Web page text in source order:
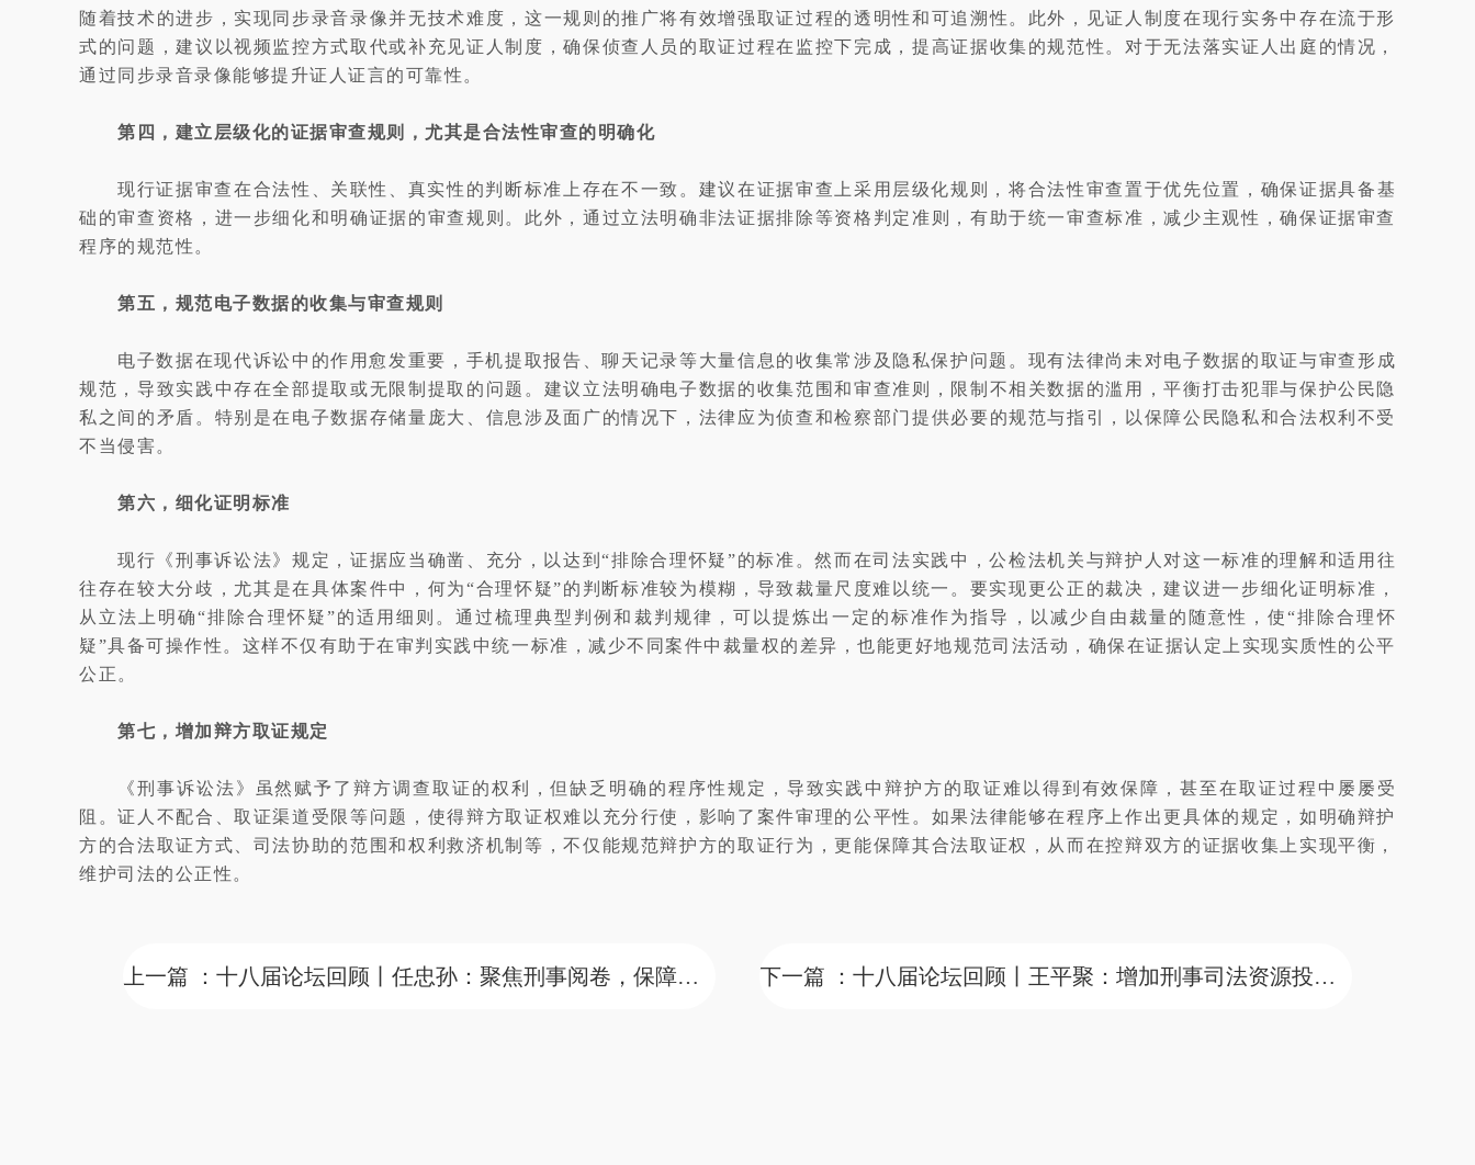
随着技术的进步，实现同步录音录像并无技术难度，这一规则的推广将有效增强取证过程的透明性和可追溯性。此外，见证人制度在现行实务中存在流于形
式的问题，建议以视频监控方式取代或补充见证人制度，确保侦查人员的取证过程在监控下完成，提高证据收集的规范性。对于无法落实证人出庭的情况，
通过同步录音录像能够提升证人证言的可靠性。
第四，建立层级化的证据审查规则，尤其是合法性审查的明确化
现行证据审查在合法性、关联性、真实性的判断标准上存在不一致。建议在证据审查上采用层级化规则，将合法性审查置于优先位置，确保证据具备基
础的审查资格，进一步细化和明确证据的审查规则。此外，通过立法明确非法证据排除等资格判定准则，有助于统一审查标准，减少主观性，确保证据审查
程序的规范性。
第五，规范电子数据的收集与审查规则
电子数据在现代诉讼中的作用愈发重要，手机提取报告、聊天记录等大量信息的收集常涉及隐私保护问题。现有法律尚未对电子数据的取证与审查形成
规范，导致实践中存在全部提取或无限制提取的问题。建议立法明确电子数据的收集范围和审查准则，限制不相关数据的滥用，平衡打击犯罪与保护公民隐
私之间的矛盾。特别是在电子数据存储量庞大、信息涉及面广的情况下，法律应为侦查和检察部门提供必要的规范与指引，以保障公民隐私和合法权利不受
不当侵害。
第六，细化证明标准
现行《刑事诉讼法》规定，证据应当确凿、充分，以达到“排除合理怀疑”的标准。然而在司法实践中，公检法机关与辩护人对这一标准的理解和适用往
往存在较大分歧，尤其是在具体案件中，何为“合理怀疑”的判断标准较为模糊，导致裁量尺度难以统一。要实现更公正的裁决，建议进一步细化证明标准，
从立法上明确“排除合理怀疑”的适用细则。通过梳理典型判例和裁判规律，可以提炼出一定的标准作为指导，以减少自由裁量的随意性，使“排除合理怀
疑”具备可操作性。这样不仅有助于在审判实践中统一标准，减少不同案件中裁量权的差异，也能更好地规范司法活动，确保在证据认定上实现实质性的公平
公正。
第七，增加辩方取证规定
《刑事诉讼法》虽然赋予了辩方调查取证的权利，但缺乏明确的程序性规定，导致实践中辩护方的取证难以得到有效保障，甚至在取证过程中屡屡受
阻。证人不配合、取证渠道受限等问题，使得辩方取证权难以充分行使，影响了案件审理的公平性。如果法律能够在程序上作出更具体的规定，如明确辩护
方的合法取证方式、司法协助的范围和权利救济机制等，不仅能规范辩护方的取证行为，更能保障其合法取证权，从而在控辩双方的证据收集上实现平衡，
维护司法的公正性。
上一篇 ：十八届论坛回顾丨任忠孙：聚焦刑事阅卷，保障辩护权利——我对刑诉法修改的三点建议 下一篇 ：十八届论坛回顾丨王平聚：增加刑事司法资源投入，促进刑事诉讼进步